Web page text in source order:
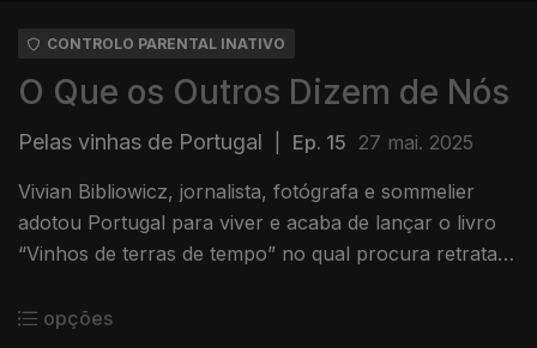
CONTROLO PARENTAL INATIVO
O Que os Outros Dizem de Nós
Pelas vinhas de Portugal Ep. 15 27 mai. 2025
Vivian Bibliowicz, jornalista, fotógrafa e sommelier
adotou Portugal para viver e acaba de lançar o livro
“Vinhos de terras de tempo” no qual procura retratar
vinícolas, as histórias de tradição e inovação mas,
opções